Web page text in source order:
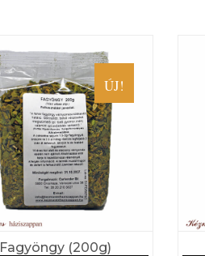
ÚJ!
Fagyöngy (200g)